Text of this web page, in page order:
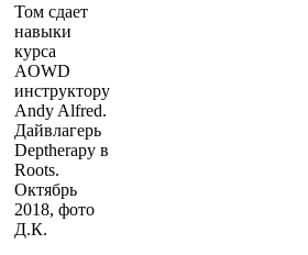
Том сдает
навыки
курса
AOWD
инструктору
Andy Alfred.
Дайвлагерь
Deptherapy в
Roots.
Октябрь
2018, фото
Д.К.